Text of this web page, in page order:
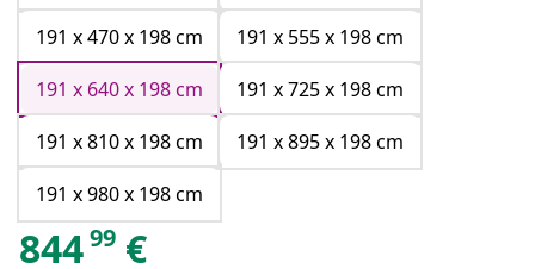
191 x 470 x 198 cm
191 x 555 x 198 cm
191 x 640 x 198 cm
191 x 725 x 198 cm
191 x 810 x 198 cm
191 x 895 x 198 cm
191 x 980 x 198 cm
84499 €